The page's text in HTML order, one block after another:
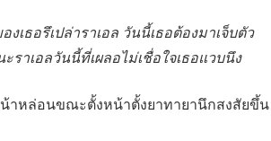
อรึเปล่าราเอล วันนี้เธอต้องมาเจ็บตัว
าเอลวันนี้ที่เผลอไม่เชื่อใจเธอแวบนึง
าหล่อนขณะตั้งหน้าตั้งยาทายานึกสงสัยขึ้น